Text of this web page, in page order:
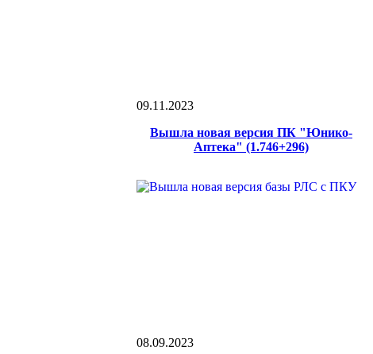
09.11.2023
Вышла новая версия ПК "Юнико-
Аптека" (1.746+296)
08.09.2023